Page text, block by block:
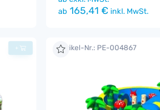
ab 165,41 € inkl. MwSt.
+ Artikel-Nr.: PE-004867